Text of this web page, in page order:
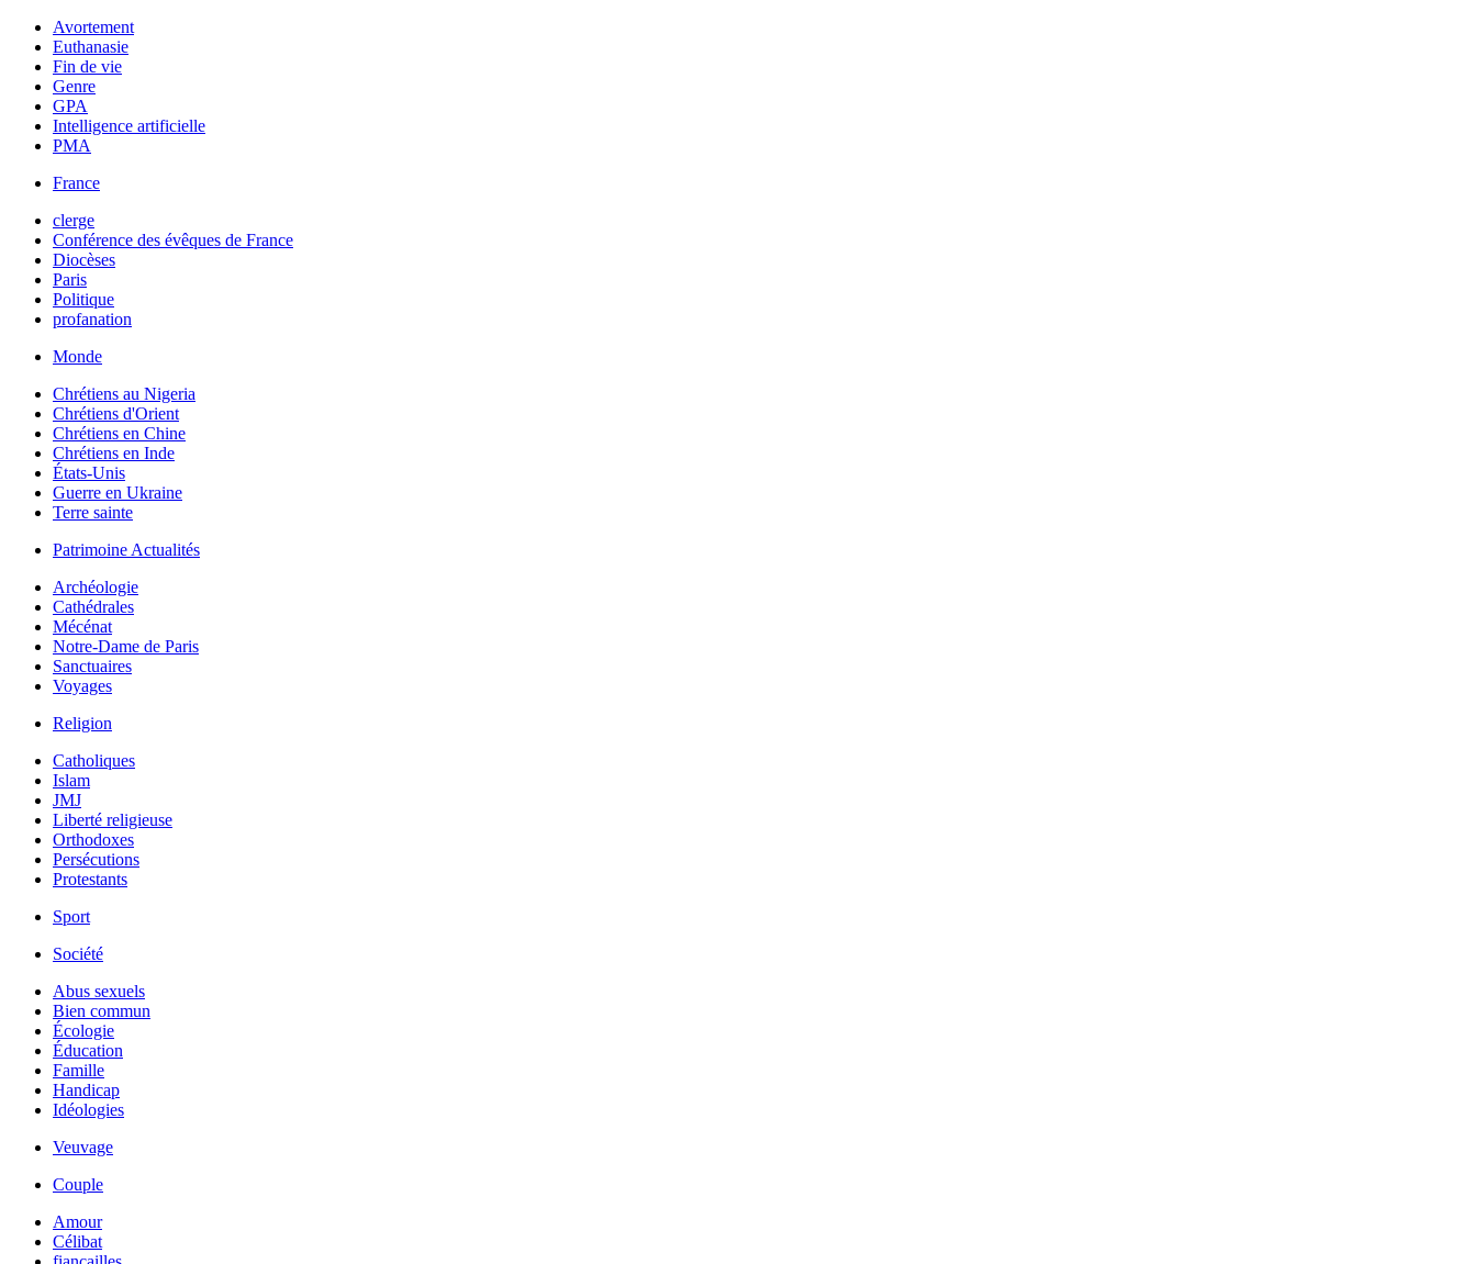
Avortement
Euthanasie
Fin de vie
Genre
GPA
Intelligence artificielle
PMA
France
clerge
Conférence des évêques de France
Diocèses
Paris
Politique
profanation
Monde
Chrétiens au Nigeria
Chrétiens d'Orient
Chrétiens en Chine
Chrétiens en Inde
États-Unis
Guerre en Ukraine
Terre sainte
Patrimoine Actualités
Archéologie
Cathédrales
Mécénat
Notre-Dame de Paris
Sanctuaires
Voyages
Religion
Catholiques
Islam
JMJ
Liberté religieuse
Orthodoxes
Persécutions
Protestants
Sport
Société
Abus sexuels
Bien commun
Écologie
Éducation
Famille
Handicap
Idéologies
Veuvage
Couple
Amour
Célibat